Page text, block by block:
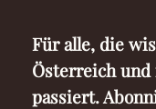
Für alle, die
Österreich
passiert.